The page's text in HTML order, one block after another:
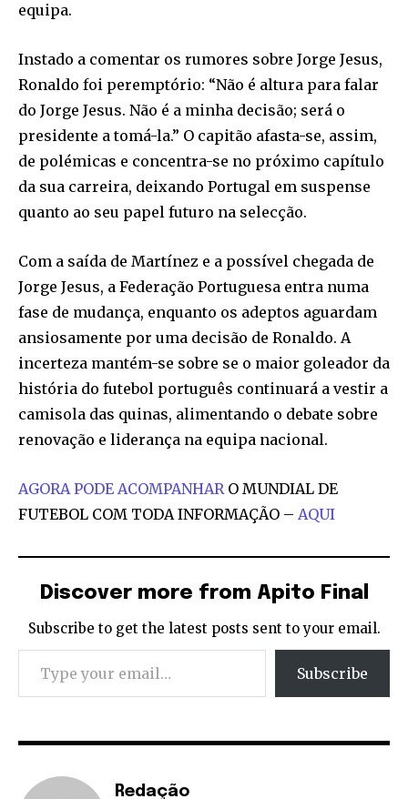
equipa.
Instado a comentar os rumores sobre Jorge Jesus,
Ronaldo foi peremptório: “Não é altura para falar
do Jorge Jesus. Não é a minha decisão; será o
presidente a tomá-la.” O capitão afasta-se, assim,
de polémicas e concentra-se no próximo capítulo
da sua carreira, deixando Portugal em suspense
quanto ao seu papel futuro na selecção.
Com a saída de Martínez e a possível chegada de
Jorge Jesus, a Federação Portuguesa entra numa
fase de mudança, enquanto os adeptos aguardam
ansiosamente por uma decisão de Ronaldo. A
incerteza mantém-se sobre se o maior goleador da
história do futebol português continuará a vestir a
camisola das quinas, alimentando o debate sobre
renovação e liderança na equipa nacional.
AGORA PODE ACOMPANHARO MUNDIAL DE
FUTEBOL COM TODA INFORMAÇÃO – AQUI
Discover more from Apito Final
Subscribe to get the latest posts sent to your email.
Type your email…
Subscribe
Redação